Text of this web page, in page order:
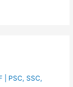
| PSC, SSC,